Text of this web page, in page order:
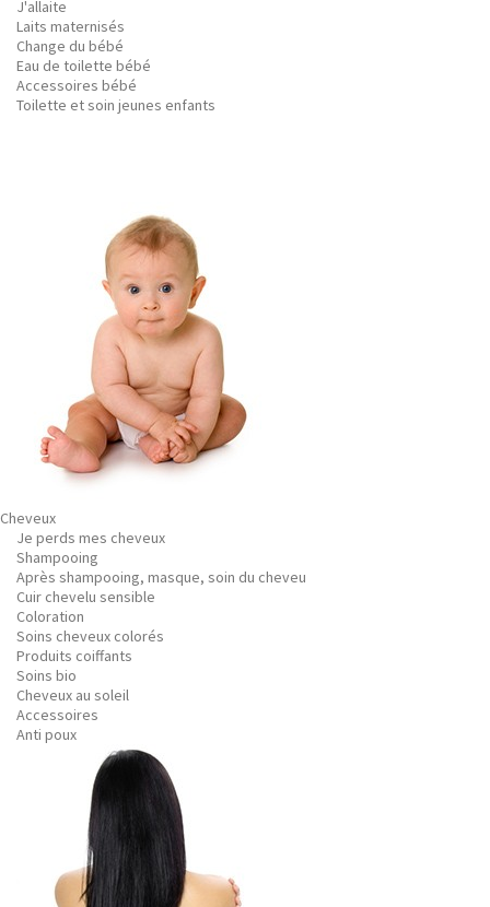
J'allaite
Laits maternisés
Change du bébé
Eau de toilette bébé
Accessoires bébé
Toilette et soin jeunes enfants
Cheveux
Je perds mes cheveux
Shampooing
Après shampooing, masque, soin du cheveu
Cuir chevelu sensible
Coloration
Soins cheveux colorés
Produits coiffants
Soins bio
Cheveux au soleil
Accessoires
Anti poux